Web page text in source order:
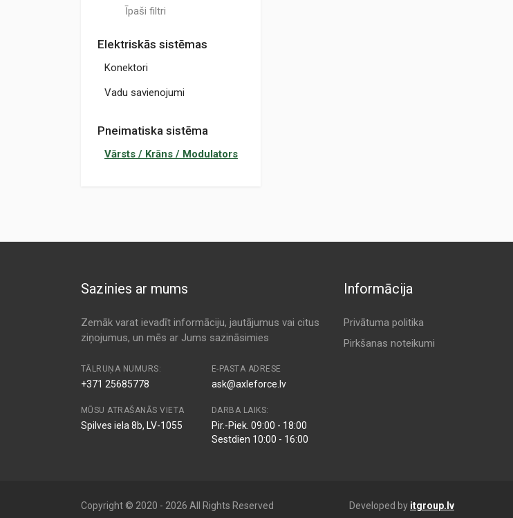
Īpaši filtri
Elektriskās sistēmas
Konektori
Vadu savienojumi
Pneimatiska sistēma
Vārsts / Krāns / Modulators
Sazinies ar mums
Zemāk varat ievadīt informāciju, jautājumus vai citus
ziņojumus, un mēs ar Jums sazināsimies
TĀLRUŅA NUMURS:
+371 25685778
E-PASTA ADRESE
ask@axleforce.lv
MŪSU ATRAŠANĀS VIETA
Spilves iela 8b, LV-1055
DARBA LAIKS:
Pir.-Piek. 09:00 - 18:00
Sestdien 10:00 - 16:00
Informācija
Privātuma politika
Pirkšanas noteikumi
Copyright © 2020 - 2026 All Rights Reserved Developed by itgroup.lv